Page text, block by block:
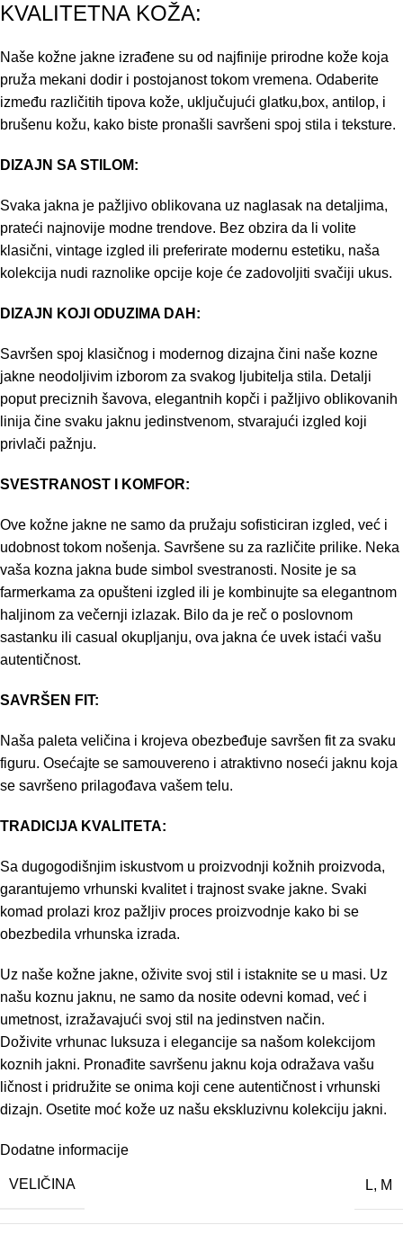
KVALITETNA KOŽA:
Naše kožne jakne izrađene su od najfinije prirodne kože koja
pruža mekani dodir i postojanost tokom vremena. Odaberite
između različitih tipova kože, uključujući glatku,box, antilop, i
brušenu kožu, kako biste pronašli savršeni spoj stila i teksture.
DIZAJN SA STILOM:
Svaka jakna je pažljivo oblikovana uz naglasak na detaljima,
prateći najnovije modne trendove. Bez obzira da li volite
klasični, vintage izgled ili preferirate modernu estetiku, naša
kolekcija nudi raznolike opcije koje će zadovoljiti svačiji ukus.
DIZAJN KOJI ODUZIMA DAH:
Savršen spoj klasičnog i modernog dizajna čini naše kozne
jakne neodoljivim izborom za svakog ljubitelja stila. Detalji
poput preciznih šavova, elegantnih kopči i pažljivo oblikovanih
linija čine svaku jaknu jedinstvenom, stvarajući izgled koji
privlači pažnju.
SVESTRANOST I KOMFOR:
Ove kožne jakne ne samo da pružaju sofisticiran izgled, već i
udobnost tokom nošenja. Savršene su za različite prilike. Neka
vaša kozna jakna bude simbol svestranosti. Nosite je sa
farmerkama za opušteni izgled ili je kombinujte sa elegantnom
haljinom za večernji izlazak. Bilo da je reč o poslovnom
sastanku ili casual okupljanju, ova jakna će uvek istaći vašu
autentičnost.
SAVRŠEN FIT:
Naša paleta veličina i krojeva obezbeđuje savršen fit za svaku
figuru. Osećajte se samouvereno i atraktivno noseći jaknu koja
se savršeno prilagođava vašem telu.
TRADICIJA KVALITETA:
Sa dugogodišnjim iskustvom u proizvodnji kožnih proizvoda,
garantujemo vrhunski kvalitet i trajnost svake jakne. Svaki
komad prolazi kroz pažljiv proces proizvodnje kako bi se
obezbedila vrhunska izrada.
Uz naše kožne jakne, oživite svoj stil i istaknite se u masi. Uz
našu koznu jaknu, ne samo da nosite odevni komad, već i
umetnost, izražavajući svoj stil na jedinstven način.
Doživite vrhunac luksuza i elegancije sa našom kolekcijom
koznih jakni. Pronađite savršenu jaknu koja odražava vašu
ličnost i pridružite se onima koji cene autentičnost i vrhunski
dizajn. Osetite moć kože uz našu ekskluzivnu kolekciju jakni.
Dodatne informacije
VELIČINA L, M